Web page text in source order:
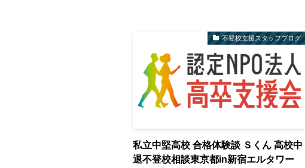
不登校支援スタッフブログ
私立中堅高校 合格体験談 Ｓくん 高校中
退不登校相談東京都in新宿エルタワー